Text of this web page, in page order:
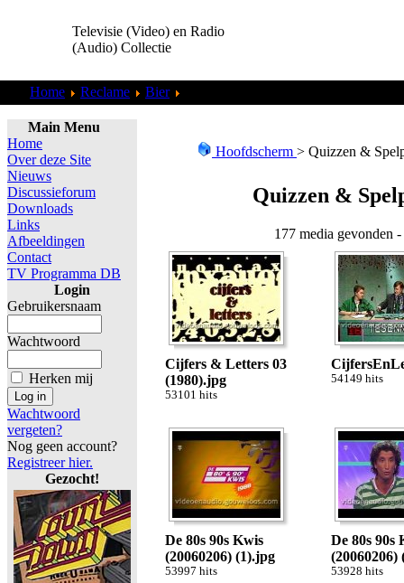
Televisie (Video) en Radio
(Audio) Collectie
Home Reclame Bier
Main Menu
Home
Over deze Site
Nieuws
Discussieforum
Downloads
Links
Afbeeldingen
Contact
TV Programma DB
Login
Gebruikersnaam
Wachtwoord
Herken mij
Wachtwoord
vergeten?
Nog geen account?
Registreer hier.
Gezocht!
Hoofdscherm > Quizzen &
Quizzen &
177 media gevonden
Cijfers & Letters 03
(1980).jpg
53101 hits
54149 hits
De 80s 90s Kwis
(20060206) (1).jpg
53997 hits
De 80s 90s
(20060206)
53928 hits